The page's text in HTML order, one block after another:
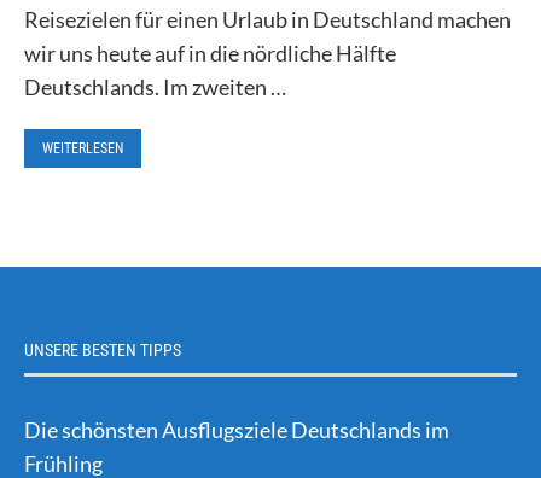
Reisezielen für einen Urlaub in Deutschland machen
wir uns heute auf in die nördliche Hälfte
Deutschlands. Im zweiten …
WEITERLESEN
UNSERE BESTEN TIPPS
Die schönsten Ausflugsziele Deutschlands im
Frühling